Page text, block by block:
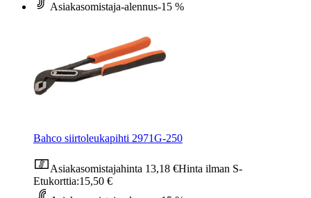
Asiakasomistaja-alennus-15 %
Bahco siirtoleukapihti 2971G-250
Asiakasomistajahinta 13,18 €Hinta ilman S-
Etukorttia:15,50 €